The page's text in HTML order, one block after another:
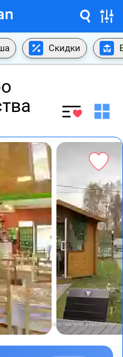
Скидки
Фото предоставлены заведением